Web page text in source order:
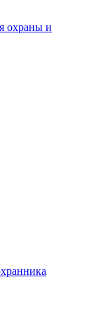
охраны и